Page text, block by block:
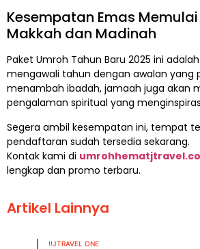
Kesempatan Emas
Makkah dan Madinah
Paket Umroh Tahun Baru 2025 ini
mengawali tahun dengan awalan yang
menambah ibadah, jamaah juga akan
pengalaman spiritual yang
Segera ambil kesempatan ini, tempat
pendaftaran sudah tersedia sekarang.
Kontak kami di
lengkap dan promo terbaru.
Artikel Lainnya
!!JTRAVEL ONE